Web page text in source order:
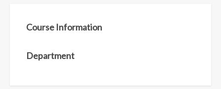
Course Information
Department